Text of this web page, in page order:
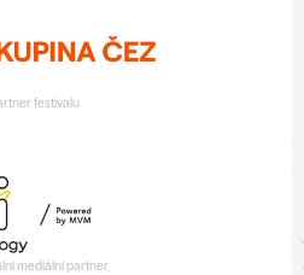
festivalu
mediální partner